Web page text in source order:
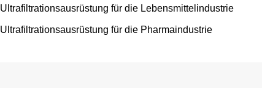
Ultrafiltrationsausrüstung für die Lebensmittelindustrie
Ultrafiltrationsausrüstung für die Pharmaindustrie